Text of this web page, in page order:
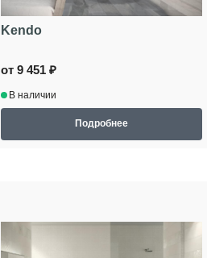
Kendo
от 9 451 ₽
В наличии
Подробнее